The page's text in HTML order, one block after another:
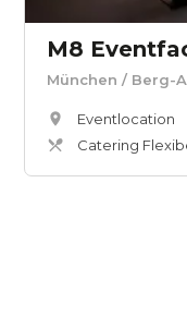
M8
München / Berg-
Eventlocation
Catering